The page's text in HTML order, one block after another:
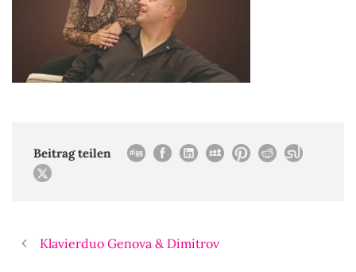
Beitrag teilen
Klavierduo Genova & Dimitrov